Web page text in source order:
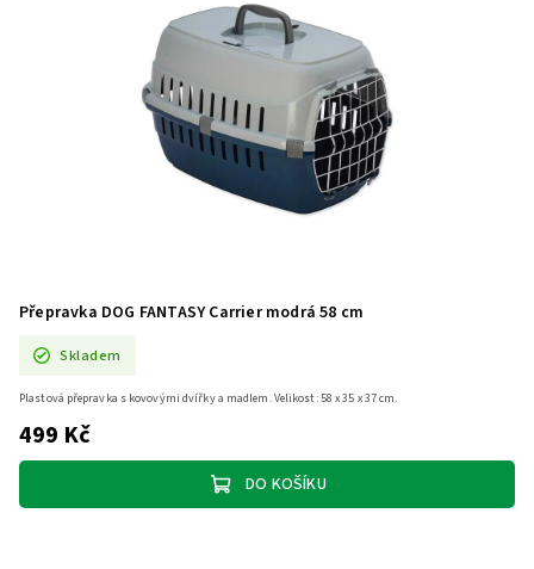
Přepravka DOG FANTASY Carrier modrá 58 cm
Skladem
499 Kč
DO KOŠÍKU
Plastová přepravka s kovovými dvířky a madlem. Velikost: 58 x 35 x 37 cm.